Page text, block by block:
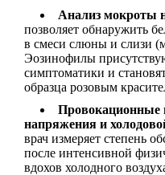
Анализ мокроты
позволяет обнаружить
в смеси слюны и слизи
Эозинофилы
симптоматики и
образца розовым
Провокационные
напряжения и
врач измеряет степень
после интенсивной
вдохов холодного